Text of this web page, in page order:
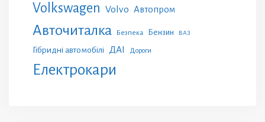
Volkswagen Volvo Автопром
Авточиталка Безпека Бензин ВАЗ
Гібридні автомобілі ДАІ Дороги
Електрокари